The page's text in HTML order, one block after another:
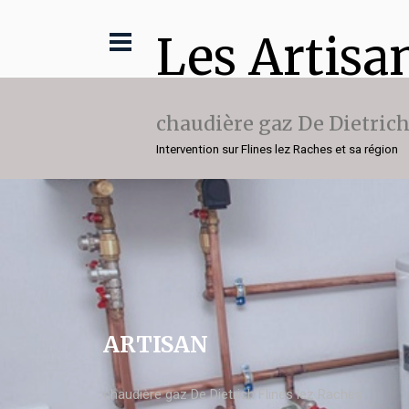
Les
chaudière gaz De Dietrich
Intervention sur Flines lez Raches et sa région
ARTISAN
chaudière gaz De Dietrich Flines lez Raches